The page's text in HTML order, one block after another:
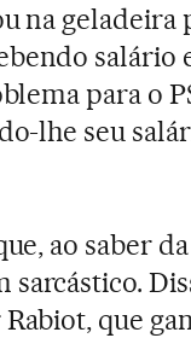
na geladeira
salário
para o
lhe seu
ao saber da
que